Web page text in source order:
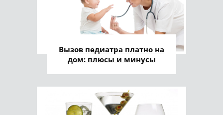
Вызов педиатра платно на
дом: плюсы и минусы